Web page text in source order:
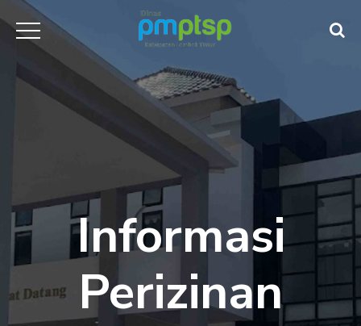
Informasi
Perizinan